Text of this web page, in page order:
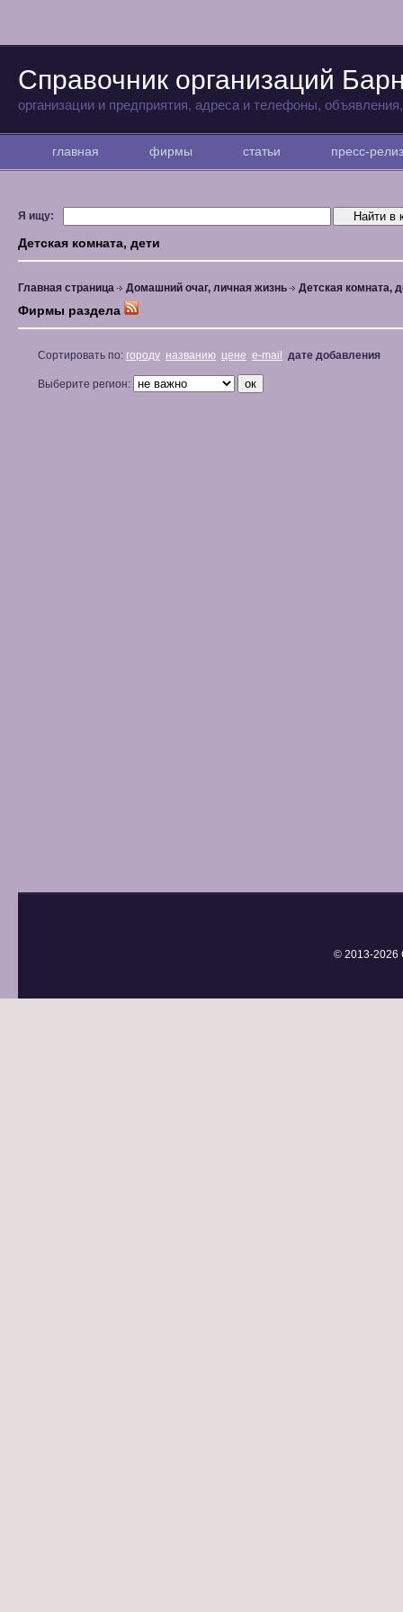
Справочник организаций
организации и предприятия, адреса и телефоны,
главная фирмы статьи пресс-
Я ищу:
Детская комната, дети
Главная страница Домашний очаг, личная жизнь Детская комната,
Фирмы раздела
Сортировать по: городу названию цене e-mail дате добавления
Выберите регион:
© 2013-2026